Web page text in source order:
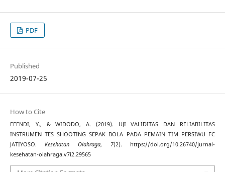
PDF
Published
2019-07-25
How to Cite
EFENDI, Y., & WIDODO, A. (2019). UJI VALIDITAS DAN RELIABILITAS
INSTRUMEN TES SHOOTING SEPAK BOLA PADA PEMAIN TIM PERSIWU FC
JATIYOSO.Kesehatan Olahraga, 7(2). https://doi.org/10.26740/jurnal-
kesehatan-olahraga.v7i2.29565